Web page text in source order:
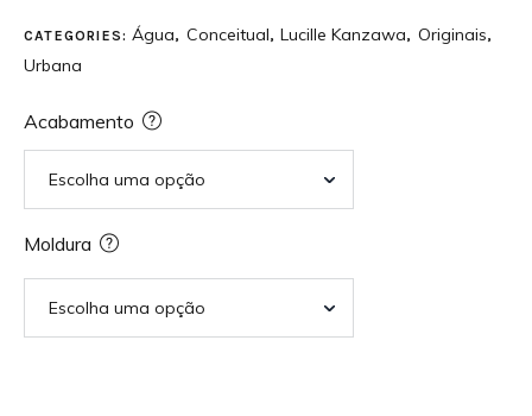
CATEGORIES:Água, Conceitual, Lucille Kanzawa, Originais,
Urbana
Acabamento
Moldura